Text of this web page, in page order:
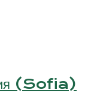
(Sofia)